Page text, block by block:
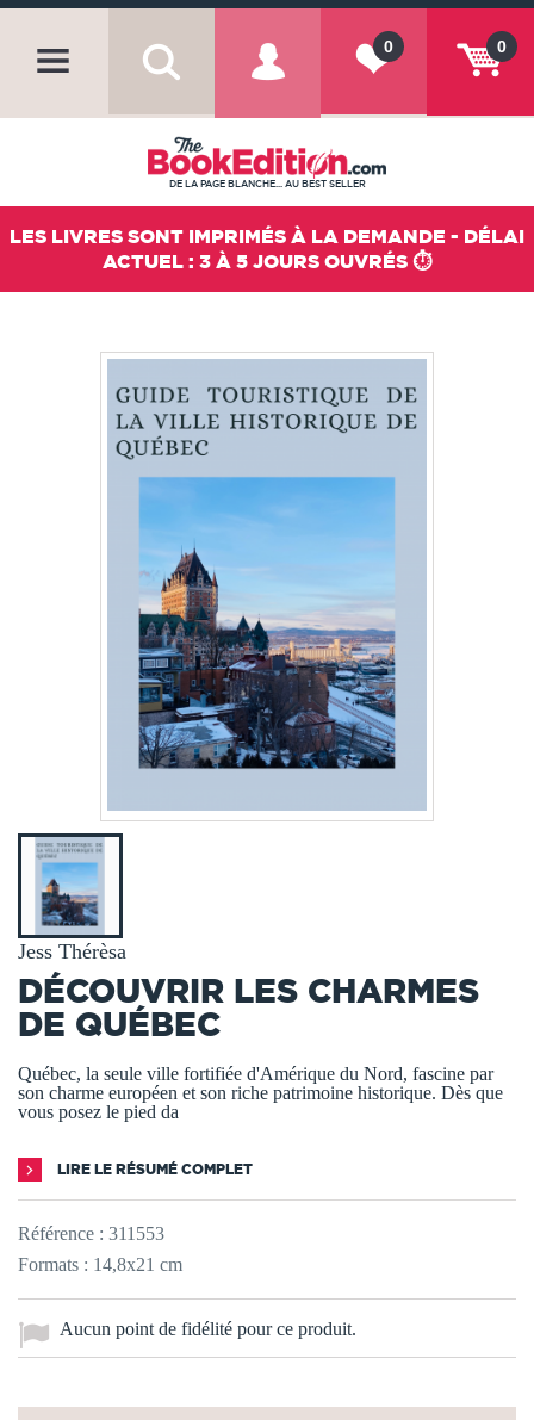
0
0
DE LA PAGE BLANCHE... AU BEST SELLER
LES LIVRES SONT IMPRIMÉS À LA DEMANDE - DÉLAI
ACTUEL : 3 À 5 JOURS OUVRÉS ⏱️
Jess Thérèsa
DÉCOUVRIR LES CHARMES
DE QUÉBEC
Québec, la seule ville fortifiée d'Amérique du Nord, fascine par
son charme européen et son riche patrimoine historique. Dès que
vous posez le pied da
LIRE LE RÉSUMÉ COMPLET
Référence : 311553
Formats : 14,8x21 cm
Aucun point de fidélité pour ce produit.